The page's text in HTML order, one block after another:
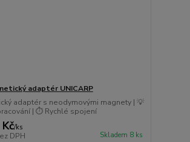
adaptér UNICARP
adaptér s neodymovými magnety | 💡
| ⏱️ Rychlé spojení
/ks
DPH Skladem 8 ks